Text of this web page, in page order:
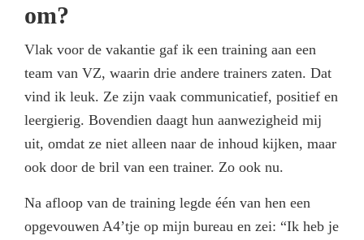
om?
Vlak voor de vakantie gaf ik een training aan een
team van VZ, waarin drie andere trainers zaten. Dat
vind ik leuk. Ze zijn vaak communicatief, positief en
leergierig. Bovendien daagt hun aanwezigheid mij
uit, omdat ze niet alleen naar de inhoud kijken, maar
ook door de bril van een trainer. Zo ook nu.
Na afloop van de training legde één van hen een
opgevouwen A4’tje op mijn bureau en zei: “Ik heb je